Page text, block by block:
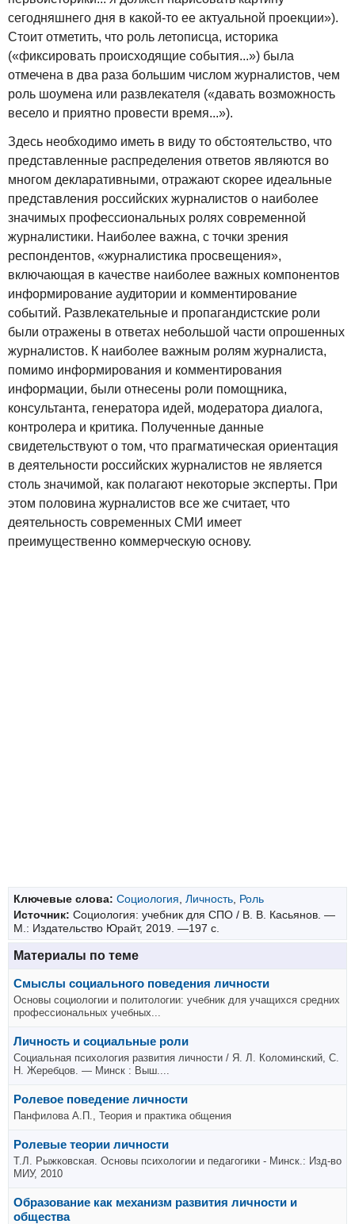
сегодняшнего дня в какой-то ее актуальной проекции»).
Стоит отметить, что роль летописца, историка
(«фиксировать происходящие события...») была
отмечена в два раза большим числом журналистов, чем
роль шоумена или развлекателя («давать возможность
весело и приятно провести время...»).
Здесь необходимо иметь в виду то обстоятельство, что
представленные распределения ответов являются во
многом декларативными, отражают скорее идеальные
представления российских журналистов о наиболее
значимых профессиональных ролях современной
журналистики. Наиболее важна, с точки зрения
респондентов, «журналистика просвещения»,
включающая в качестве наиболее важных компонентов
информирование аудитории и комментирование
событий. Развлекательные и пропагандистские роли
были отражены в ответах небольшой части опрошенных
журналистов. К наиболее важным ролям журналиста,
помимо информирования и комментирования
информации, были отнесены роли помощника,
консультанта, генератора идей, модератора диалога,
контролера и критика. Полученные данные
свидетельствуют о том, что прагматическая ориентация
в деятельности российских журналистов не является
столь значимой, как полагают некоторые эксперты. При
этом половина журналистов все же считает, что
деятельность современных СМИ имеет
преимущественно коммерческую основу.
Ключевые слова: Социология Личность, Роль
Источник: Социология: учебник для СПО / В. В. Касьянов. —
М.: Издательство Юрайт, 2019. —197 с.
Материалы по теме
Смыслы социального поведения личности
Основы социологии и политологии: учебник для учащихся средних
профессиональных учебных...
Личность и социальные роли
Социальная психология развития личности / Я. Л. Коломинский, С.
Н. Жеребцов. — Минск : Выш....
Ролевое поведение личности
Панфилова А.П., Теория и практика общения
Ролевые теории личности
Т.Л. Рыжковская. Основы психологии и педагогики - Минск.: Изд-во
МИУ, 2010
Образование как механизм развития личности и
общества